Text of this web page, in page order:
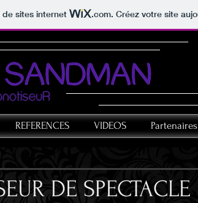
sites internet .com. Créez votre site
REFERENCES VIDEOS Partenaires
DE SPECTACLE